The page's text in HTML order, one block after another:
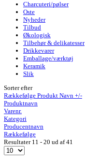
Charcuteri/pølser
Oste
Nyheder
Tilbud
Økologisk
Tilbehør & delikatesser
Drikkevarer
Emballage/værktøj
Keramik
Slik
Sorter efter
Rækkefølge Produkt Navn +/-
Produktnavn
Varenr.
Kategori
Producentnavn
Rækkefølge
Resultater 11 - 20 ud af 41